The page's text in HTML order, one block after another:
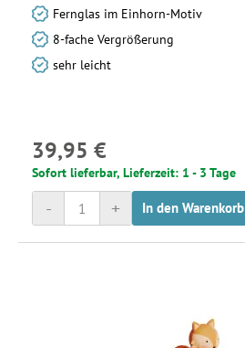
Fernglas im Einhorn-Motiv
8-fache Vergrößerung
sehr leicht
39,95 €
Sofort lieferbar, Lieferzeit: 1 - 3 Tage
+
- In den Warenkorb